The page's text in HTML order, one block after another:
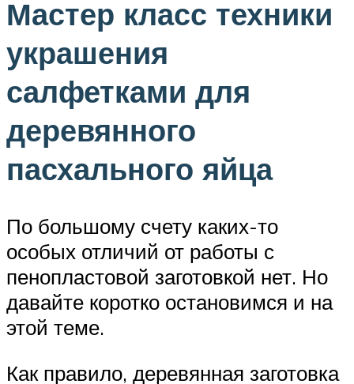
Мастер класс техники
украшения
салфетками для
деревянного
пасхального яйца
По большому счету каких-то
особых отличий от работы с
пенопластовой заготовкой нет. Но
давайте коротко остановимся и на
этой теме.
Как правило, деревянная заготовка